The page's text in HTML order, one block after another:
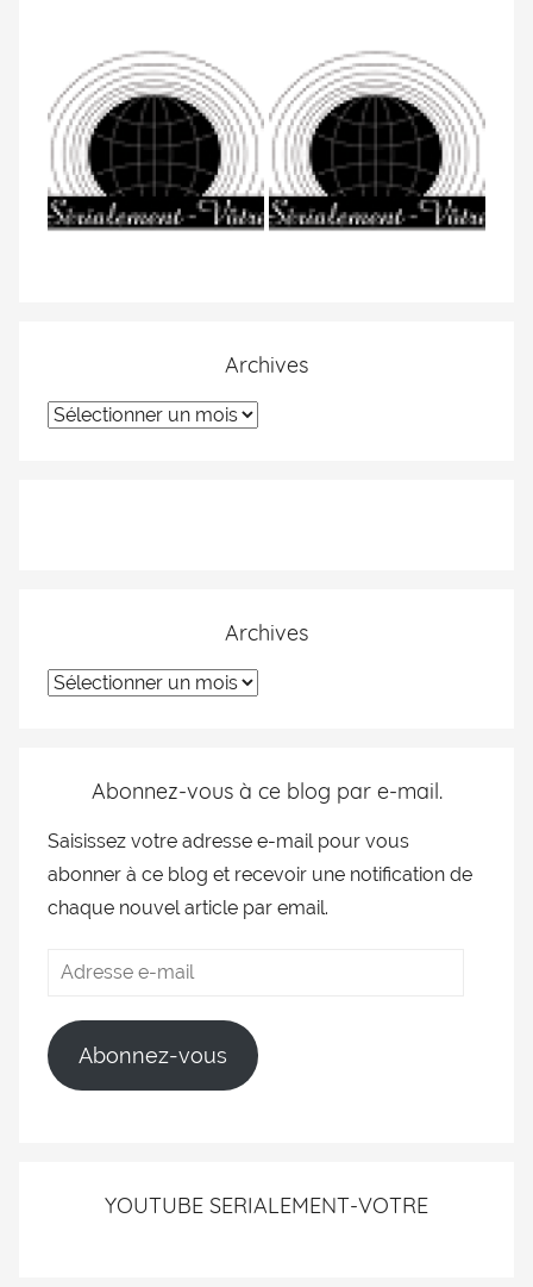
Archives
Archives
Abonnez-vous à ce blog par e-mail.
Saisissez votre adresse e-mail pour vous
abonner à ce blog et recevoir une notification de
chaque nouvel article par email.
Abonnez-vous
YOUTUBE SERIALEMENT-VOTRE